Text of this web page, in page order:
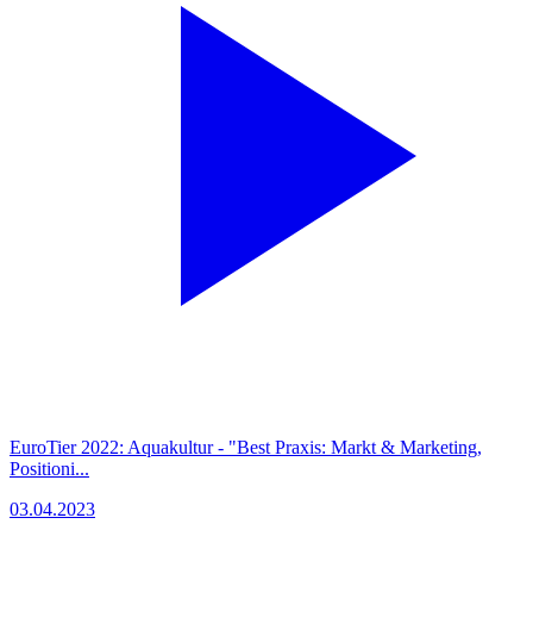
EuroTier 2022: Aquakultur - "Best Praxis: Markt & Marketing,
Positioni...
03.04.2023